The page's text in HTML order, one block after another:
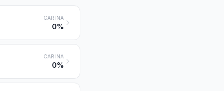
CARINA
0%
CARINA
0%